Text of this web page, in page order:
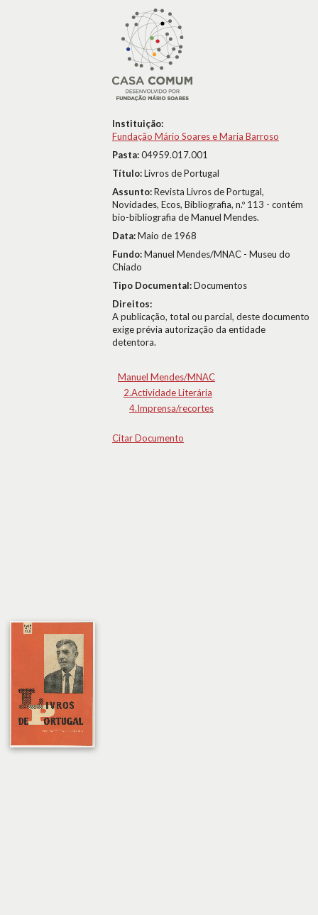
Instituição:
Fundação Mário Soares e Maria Barroso
Pasta:04959.017.001
Título:Livros de Portugal
Assunto:Revista Livros de Portugal,
Novidades, Ecos, Bibliografia, n.º 113 - contém
bio-bibliografia de Manuel Mendes.
Data:Maio de 1968
Fundo:Manuel Mendes/MNAC - Museu do
Chiado
Tipo Documental:Documentos
Direitos:
A publicação, total ou parcial, deste documento
exige prévia autorização da entidade
detentora.
Manuel Mendes/MNAC
2.Actividade Literária
4.Imprensa/recortes
Citar Documento